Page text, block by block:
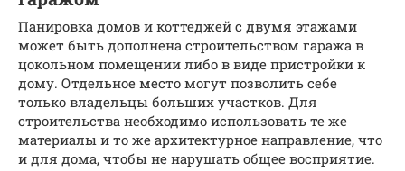
Панировка домов и коттеджей с двумя этажами
может быть дополнена строительством гаража в
цокольном помещении либо в виде пристройки к
дому. Отдельное место могут позволить себе
только владельцы больших участков. Для
строительства необходимо использовать те же
материалы и то же архитектурное направление, что
и для дома, чтобы не нарушать общее восприятие.